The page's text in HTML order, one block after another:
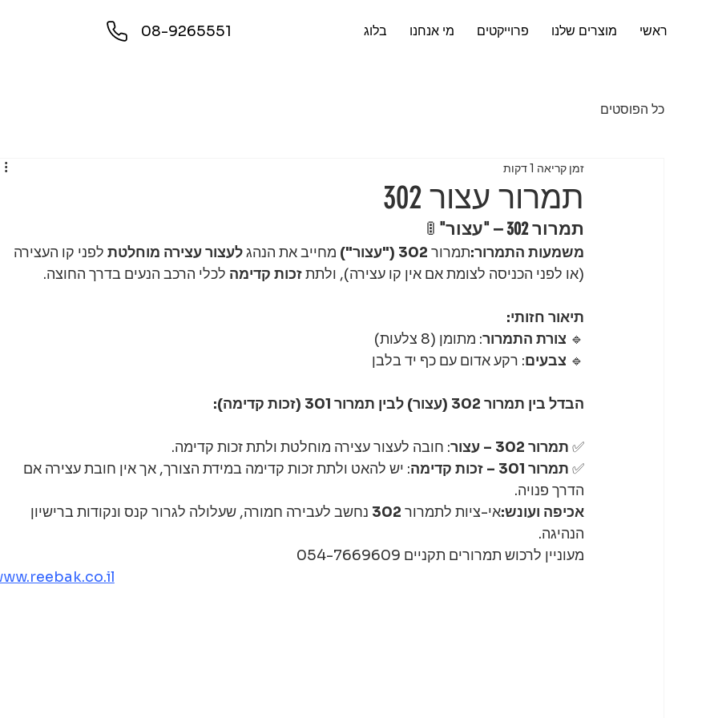
ראשי מוצרים שלנו פרוייקטים מי אנחנו בלוג 08-9265551
כל הפוסטים
תמרור עצור 302
זמן קריאה 1 דקות
תמרור 302 – "עצור" 🚦
משמעות התמרור:תמרור 302 ("עצור") מחייב את הנהג לעצור עצירה מוחלטת לפני קו העצירה
(או לפני הכניסה לצומת אם אין קו עצירה), ולתת זכות קדימה לכלי הרכב הנעים בדרך החוצה.
תיאור חזותי:
🔹 צורת התמרור: מתומן (8 צלעות)
🔹 צבעים: רקע אדום עם כף יד בלבן
הבדל בין תמרור 302 (עצור) לבין תמרור 301 (זכות קדימה):
✅ תמרור 302 – עצור
: חובה לעצור עצירה מוחלטת ולתת זכות קדימה.
✅ תמרור 301 – זכות קדימה
: יש להאט ולתת זכות קדימה במידת הצורך, אך אין חובת עצירה אם
הדרך פנויה.
אכיפה ועונש:אי-ציות לתמרור 302 נחשב לעבירה חמורה, שעלולה לגרור קנס ונקודות ברישיון
הנהיגה.
מעוניין לרכוש תמרורים תקניים 054-7669609